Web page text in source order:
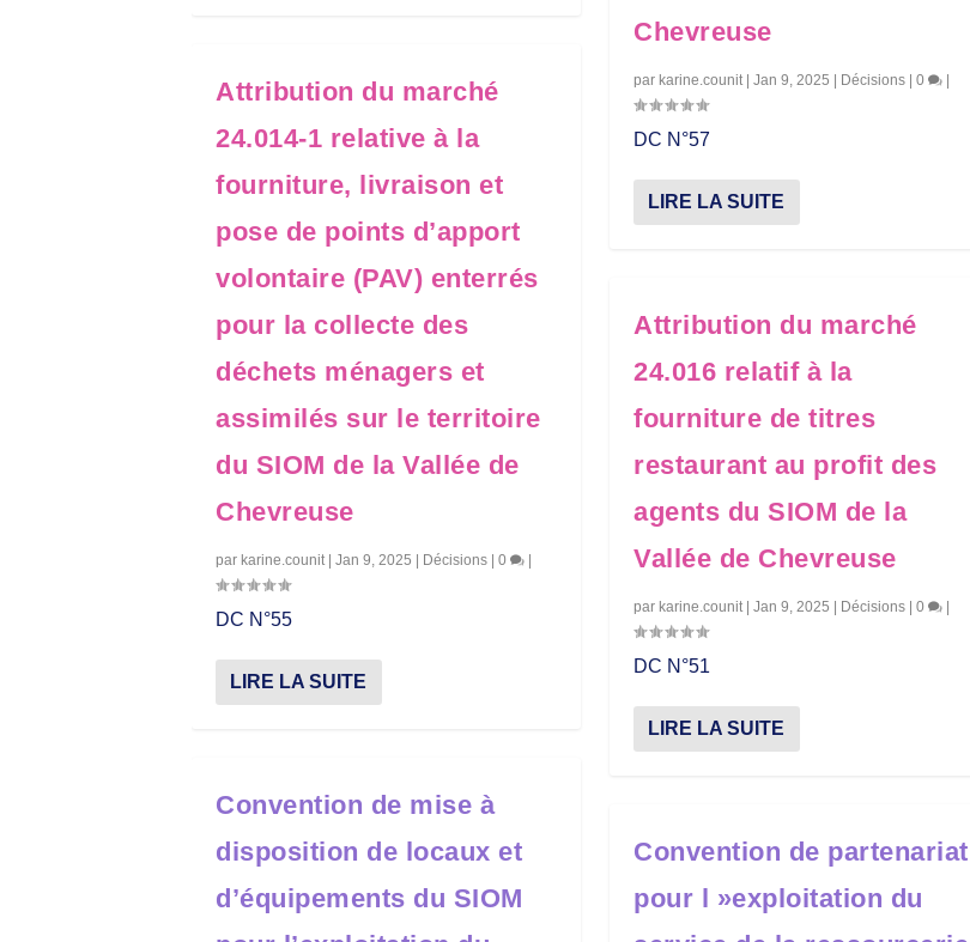
Attribution du marché
24.014-1 relative à la
fourniture, livraison et
pose de points d’apport
volontaire (PAV) enterrés
pour la collecte des
déchets ménagers et
assimilés sur le territoire
du SIOM de la Vallée de
Chevreuse
par karine.counit| Jan 9, 2025 Décisions 0
DC N°55
LIRE LA SUITE
Convention de mise à
disposition de locaux et
d’équipements du SIOM
Chevreuse
par karine.counit|Jan 9, 2025 Décisions |0
DC N°57
LIRE LA SUITE
Attribution du marché
24.016 relatif à la
fourniture de titres
restaurant au profit des
agents du SIOM de la
Vallée de Chevreuse
par karine.counit|Jan 9, 2025 Décisions |0
DC N°51
LIRE LA SUITE
Convention de partenariat
pour l »exploitation du